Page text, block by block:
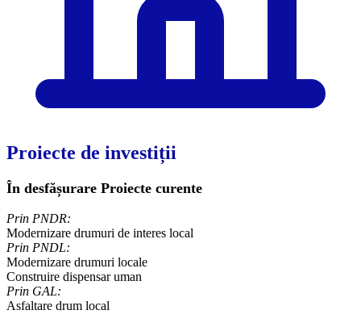
Proiecte de investiții
În desfășurare Proiecte curente
Prin PNDR:
Modernizare drumuri de interes local
Prin PNDL:
Modernizare drumuri locale
Construire dispensar uman
Prin GAL:
​Asfaltare drum local